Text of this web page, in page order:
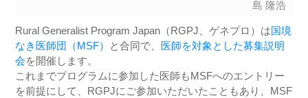
島 隆浩
Rural Generalist Program Japan（RGPJ、ゲネプロ）は国境
なき医師団（MSF） と合同で、 医師を対象とした募集説明
会を開催します。
これまでプログラムに参加した医師もMSFへのエントリー
を前提にして、RGPJにご参加いただいたこともあり、MSF